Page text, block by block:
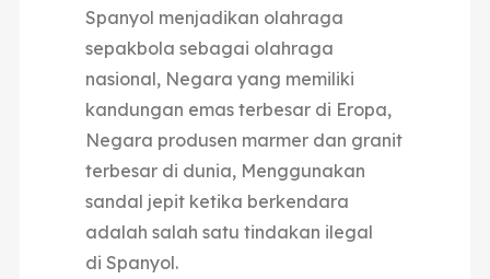
Spanyol menjadikan olahraga
sepakbola sebagai olahraga
nasional, Negara yang memiliki
kandungan emas terbesar di Eropa,
Negara produsen marmer dan granit
terbesar di dunia, Menggunakan
sandal jepit ketika berkendara
adalah salah satu tindakan ilegal
di Spanyol.